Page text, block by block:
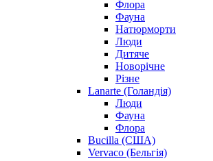
Флора
Фауна
Натюрморти
Люди
Дитяче
Новорічне
Різне
Lanarte (Голандія)
Люди
Фауна
Флора
Bucilla (США)
Vervaco (Бельгія)